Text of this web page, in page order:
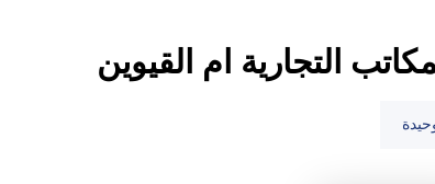
التجارية ام القيوين